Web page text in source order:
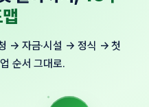
→ 자금·시설 → 정식 → 첫
순서 그대로.